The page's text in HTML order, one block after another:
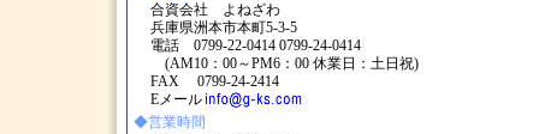
合資会社 よねざわ
兵庫県洲本市本町5-3-5
電話 0799-22-0414 0799-24-0414
(AM10：00～PM6：00 休業日：土日祝)
FAX 0799-24-2414
Eメール
◆営業時間